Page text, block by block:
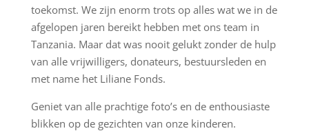
toekomst. We zijn enorm trots op alles wat we in de
afgelopen jaren bereikt hebben met ons team in
Tanzania. Maar dat was nooit gelukt zonder de hulp
van alle vrijwilligers, donateurs, bestuursleden en
met name het Liliane Fonds.
Geniet van alle prachtige foto’s en de enthousiaste
blikken op de gezichten van onze kinderen.